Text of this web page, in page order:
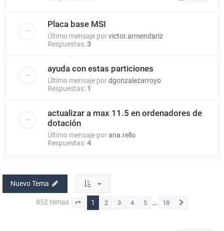
Placa base MSI
Último mensaje porvictor.armendariz
Respuestas:3
ayuda con estas particiones
Último mensaje pordgonzalezarroyo
Respuestas: 1
actualizar a max 11.5 en ordenadores de
dotación
Último mensaje porana.rello
Respuestas:4
Nuevo Tema
852 temas Página 1de 18
1 2 3 4 5 … 18